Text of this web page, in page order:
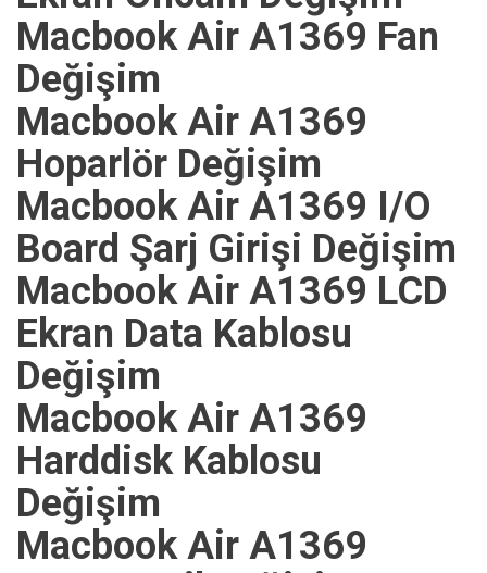
Macbook Air A1369 Fan
Değişim
Macbook Air A1369
Hoparlör Değişim
Macbook Air A1369 I/O
Board Şarj Girişi Değişim
Macbook Air A1369 LCD
Ekran Data Kablosu
Değişim
Macbook Air A1369
Harddisk Kablosu
Değişim
Macbook Air A1369